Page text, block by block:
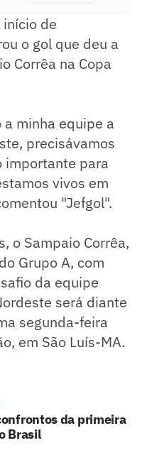
de
o gol que deu a
Corrêa na Copa
minha equipe a
precisávamos
importante para
vivos em
"Jefgol".
o Sampaio Corrêa,
Grupo A, com
da equipe
será diante
segunda-feira
em São Luís-MA.
da primeira
Brasil